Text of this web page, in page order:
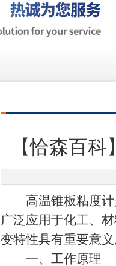
【恰森百
高温锥板粘度计
广泛应用于化工、
变特性具有重要意
一、工作原理